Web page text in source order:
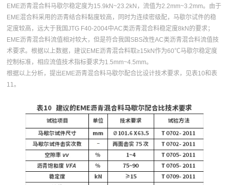
EME沥青混合料马歇尔稳定度为15.9kN~23.2kN，流值为2.2mm~3.2mm。由于
EME混合料采用的沥青结合料黏度较高，同时为连续密级配，马歇尔试件的稳
定度较高，远大于我国JTG F40-2004中AC类沥青混合料稳定度8kN的要求；
EME沥青混合料流值相对较大，但是符合我国SBS改性AC类沥青混合料流值技
术要求。根据以上数据，建议EME沥青混合料取≥15kN作为60℃马歇尔稳定度
控制标准，相应流值技术指标要求为1.5mm~4.5mm。
根据以上分析，提出EME沥青混合料马歇尔配合比设计技术要求，见表10和表
11。